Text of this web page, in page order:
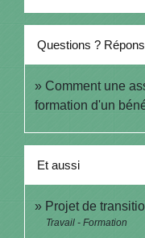
Questions ?
Comment une
formation d'un
Et aussi
Projet de
Travail - Formation